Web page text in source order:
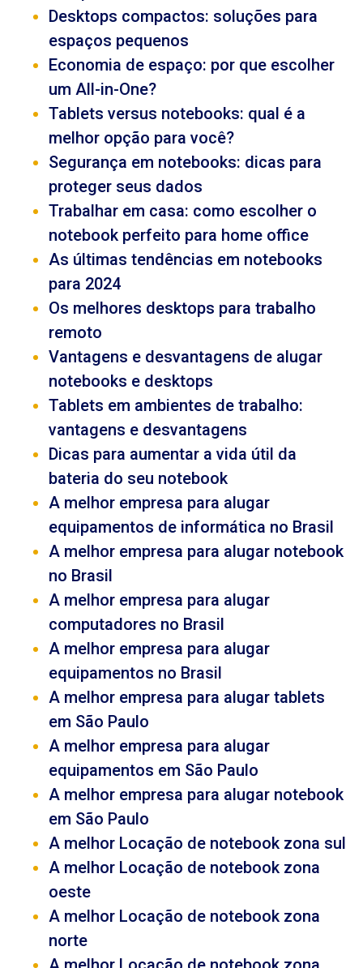
Desktops compactos: soluções para
espaços pequenos
Economia de espaço: por que escolher
um All-in-One?
Tablets versus notebooks: qual é a
melhor opção para você?
Segurança em notebooks: dicas para
proteger seus dados
Trabalhar em casa: como escolher o
notebook perfeito para home office
As últimas tendências em notebooks
para 2024
Os melhores desktops para trabalho
remoto
Vantagens e desvantagens de alugar
notebooks e desktops
Tablets em ambientes de trabalho:
vantagens e desvantagens
Dicas para aumentar a vida útil da
bateria do seu notebook
A melhor empresa para alugar
equipamentos de informática no Brasil
A melhor empresa para alugar notebook
no Brasil
A melhor empresa para alugar
computadores no Brasil
A melhor empresa para alugar
equipamentos no Brasil
A melhor empresa para alugar tablets
em São Paulo
A melhor empresa para alugar
equipamentos em São Paulo
A melhor empresa para alugar notebook
em São Paulo
A melhor Locação de notebook zona sul
A melhor Locação de notebook zona
oeste
A melhor Locação de notebook zona
norte